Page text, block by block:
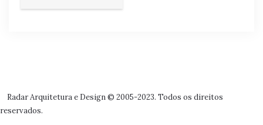
Radar Arquitetura e Design © 2005-2023. Todos os direitos
reservados.